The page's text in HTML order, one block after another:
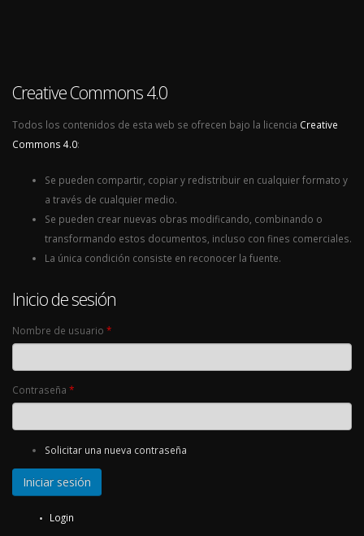
Creative Commons 4.0
Todos los contenidos de esta web se ofrecen bajo la licencia Creative
Commons 4.0:
Se pueden compartir, copiar y redistribuir en cualquier formato y
a través de cualquier medio.
Se pueden crear nuevas obras modificando, combinando o
transformando estos documentos, incluso con fines comerciales.
La única condición consiste en reconocer la fuente.
Inicio de sesión
Nombre de usuario *
Contraseña *
Solicitar una nueva contraseña
Login